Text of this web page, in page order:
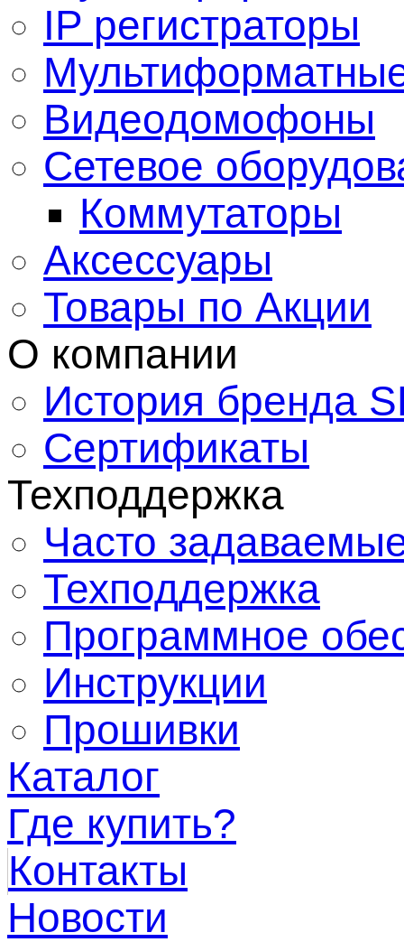
IP регистраторы
Видеодомофоны
Сетевое
Коммутаторы
Аксессуары
Товары по Акции
О компании
История бренда
Сертификаты
Техподдержка
Часто
Техподдержка
Программное
Инструкции
Прошивки
Каталог
Где купить?
Контакты
Новости